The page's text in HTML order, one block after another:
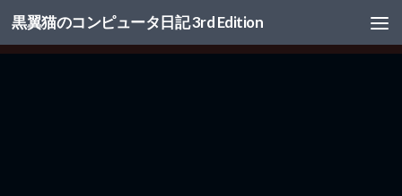
コンテンツへスキップ
黒翼猫のコンピュータ日記 3rd Edition